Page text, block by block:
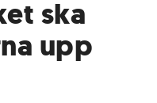
ska
upp